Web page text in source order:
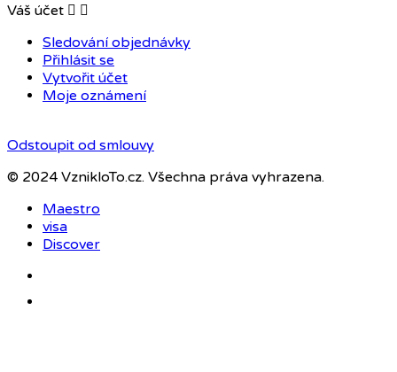
Váš účet  
Sledování objednávky
Přihlásit se
Vytvořit účet
Moje oznámení
Odstoupit od smlouvy
© 2024 VznikloTo.cz. Všechna práva vyhrazena.
Maestro
visa
Discover